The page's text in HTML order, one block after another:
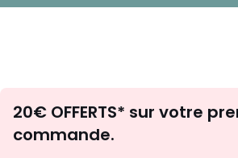
20€ OFFERTS* sur votre
commande.